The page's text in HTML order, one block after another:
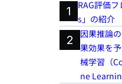
1
RAG評価
s」の紹介
2
因果推論
果効果を
械学習（
ne